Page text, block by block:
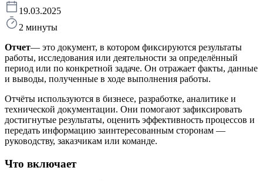
19.03.2025
2 минуты
Отчет— это документ, в котором фиксируются результаты
работы, исследования или деятельности за определённый
период или по конкретной задаче. Он отражает факты, данные
и выводы, полученные в ходе выполнения работы.
Отчёты используются в бизнесе, разработке, аналитике и
технической документации. Они помогают зафиксировать
достигнутые результаты, оценить эффективность процессов и
передать информацию заинтересованным сторонам —
руководству, заказчикам или команде.
Что включает